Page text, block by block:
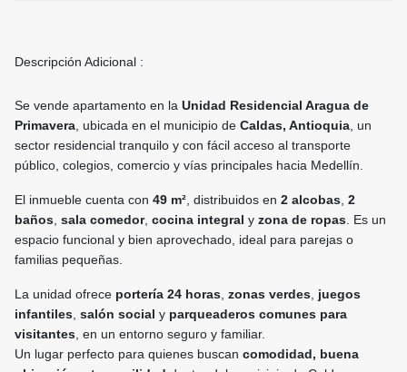
Descripción Adicional :
Se vende apartamento en la Unidad Residencial Aragua de
Primavera , ubicada en el municipio de Caldas, Antioquia , un
sector residencial tranquilo y con fácil acceso al transporte
público, colegios, comercio y vías principales hacia Medellín.
El inmueble cuenta con 49 m² , distribuidos en 2 alcobas 2
baños sala comedor, cocina integral y zona de ropas . Es un
espacio funcional y bien aprovechado, ideal para parejas o
familias pequeñas.
La unidad ofrece portería 24 horas zonas verdes juegos
infantiles salón social y parqueaderos comunes para
visitantes , en un entorno seguro y familiar.
Un lugar perfecto para quienes buscan comodidad, buena